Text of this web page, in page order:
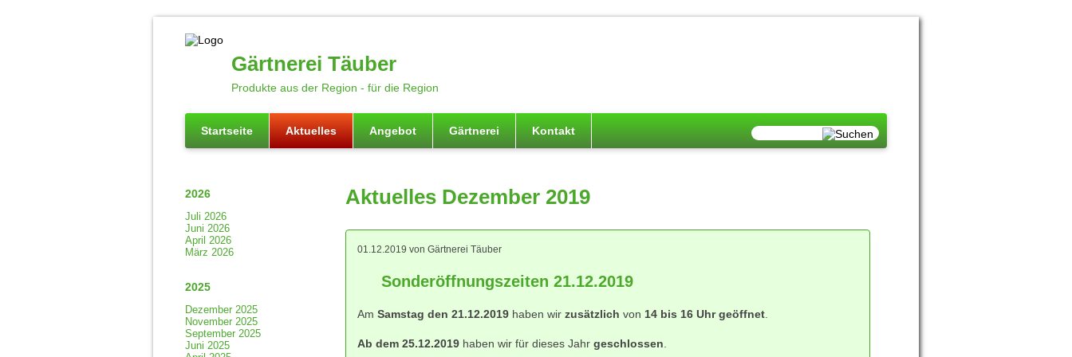
Gärtnerei Täuber
Produkte aus der Region - für die Region
Startseite Aktuelles Angebot Gärtnerei Kontakt
Aktuelles Dezember 2019
01.12.2019 von Gärtnerei Täuber
Sonderöffnungszeiten 21.12.2019
Am Samstag den 21.12.2019 haben wir zusätzlich von 14 bis 16 Uhr geöffnet
Ab dem 25.12.2019 haben wir für dieses Jahr geschlossen
2026
Juli 2026
Juni 2026
April 2026
März 2026
2025
Dezember 2025
November 2025
September 2025
Juni 2025